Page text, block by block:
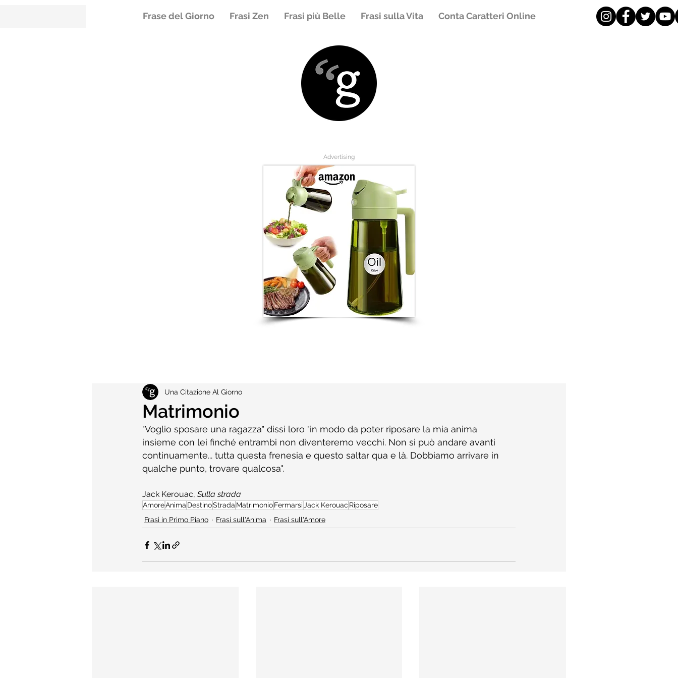
Frase del Giorno Frasi Zen Frasi più Belle Frasi sulla Vita Conta Caratteri Online
Matrimonio
Una Citazione Al Giorno
"Voglio sposare una ragazza" dissi loro "in modo da poter riposare la mia anima
insieme con lei finché entrambi non diventeremo vecchi. Non si può andare avanti
continuamente... tutta questa frenesia e questo saltar qua e là. Dobbiamo arrivare in
qualche punto, trovare qualcosa".
Jack Kerouac, Sulla strada
AmoreAnima DestinoStrada MatrimonioFermarsi Jack Kerouac Riposare
Frasi in Primo Piano
Frasi sull'Anima Frasi sull'Amore
Advertising